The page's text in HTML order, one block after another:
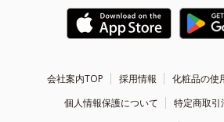
会社案内TOP 採用情報
化粧品の使
個人情報保護について
特定商取引